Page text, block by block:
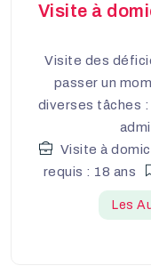
Visite à
Visite des
passer un
diverses tâches
Visite à
requis : 18 ans
Les